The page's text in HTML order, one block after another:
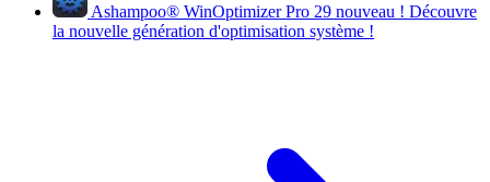
Ashampoo® WinOptimizer Pro 29 nouveau ! Découvre
la nouvelle génération d'optimisation système !